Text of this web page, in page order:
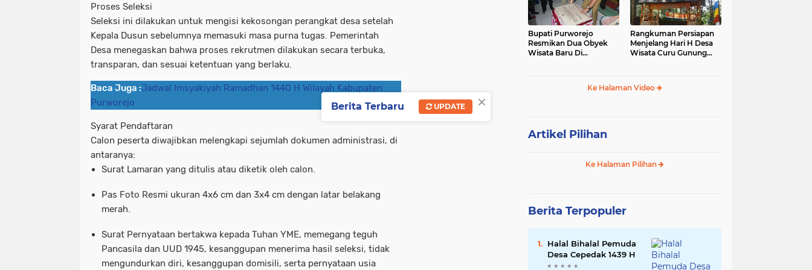
Proses Seleksi
Seleksi ini dilakukan untuk mengisi kekosongan perangkat desa setelah
Kepala Dusun sebelumnya memasuki masa purna tugas. Pemerintah
Desa menegaskan bahwa proses rekrutmen dilakukan secara terbuka,
transparan, dan sesuai ketentuan yang berlaku.
Baca Juga :Jadwal Imsyakiyah Ramadhan 1440 H Wilayah Kabupaten
Purworejo
Syarat Pendaftaran
Calon peserta diwajibkan melengkapi sejumlah dokumen administrasi, di
antaranya:
Surat Lamaran yang ditulis atau diketik oleh calon.
Pas Foto Resmi ukuran 4x6 cm dan 3x4 cm dengan latar belakang
merah.
Surat Pernyataan bertakwa kepada Tuhan YME, memegang teguh
Pancasila dan UUD 1945, kesanggupan menerima hasil seleksi, tidak
mengundurkan diri, kesanggupan domisili, serta pernyataan usia
Bupati Purworejo
Resmikan Dua Obyek
Wisata Baru Di
Rangkuman Persiapan
Menjelang Hari H Desa
Wisata Curu Gunung
Ke Halaman Video
Artikel Pilihan
Ke Halaman Pilihan
Berita Terpopuler
Halal Bihalal Pemuda
Desa Cepedak 1439 H
×
Berita Terbaru UPDATE